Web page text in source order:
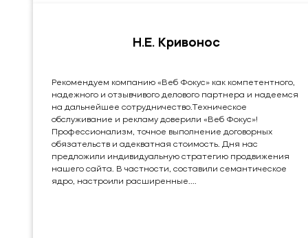
Н.Е. Кривонос
Рекомендуем компанию «Веб Фокус» как компетентного,
надежного и отзывчивого делового партнера и надеемся
на дальнейшее сотрудничество.Техническое
обслуживание и рекламу доверили «Веб Фокус»!
Профессионализм, точное выполнение договорных
обязательств и адекватная стоимость. Дня нас
предложили индивидуальную стратегию продвижения
нашего сайта. В частности, составили семантическое
ядро, настроили расширенные....